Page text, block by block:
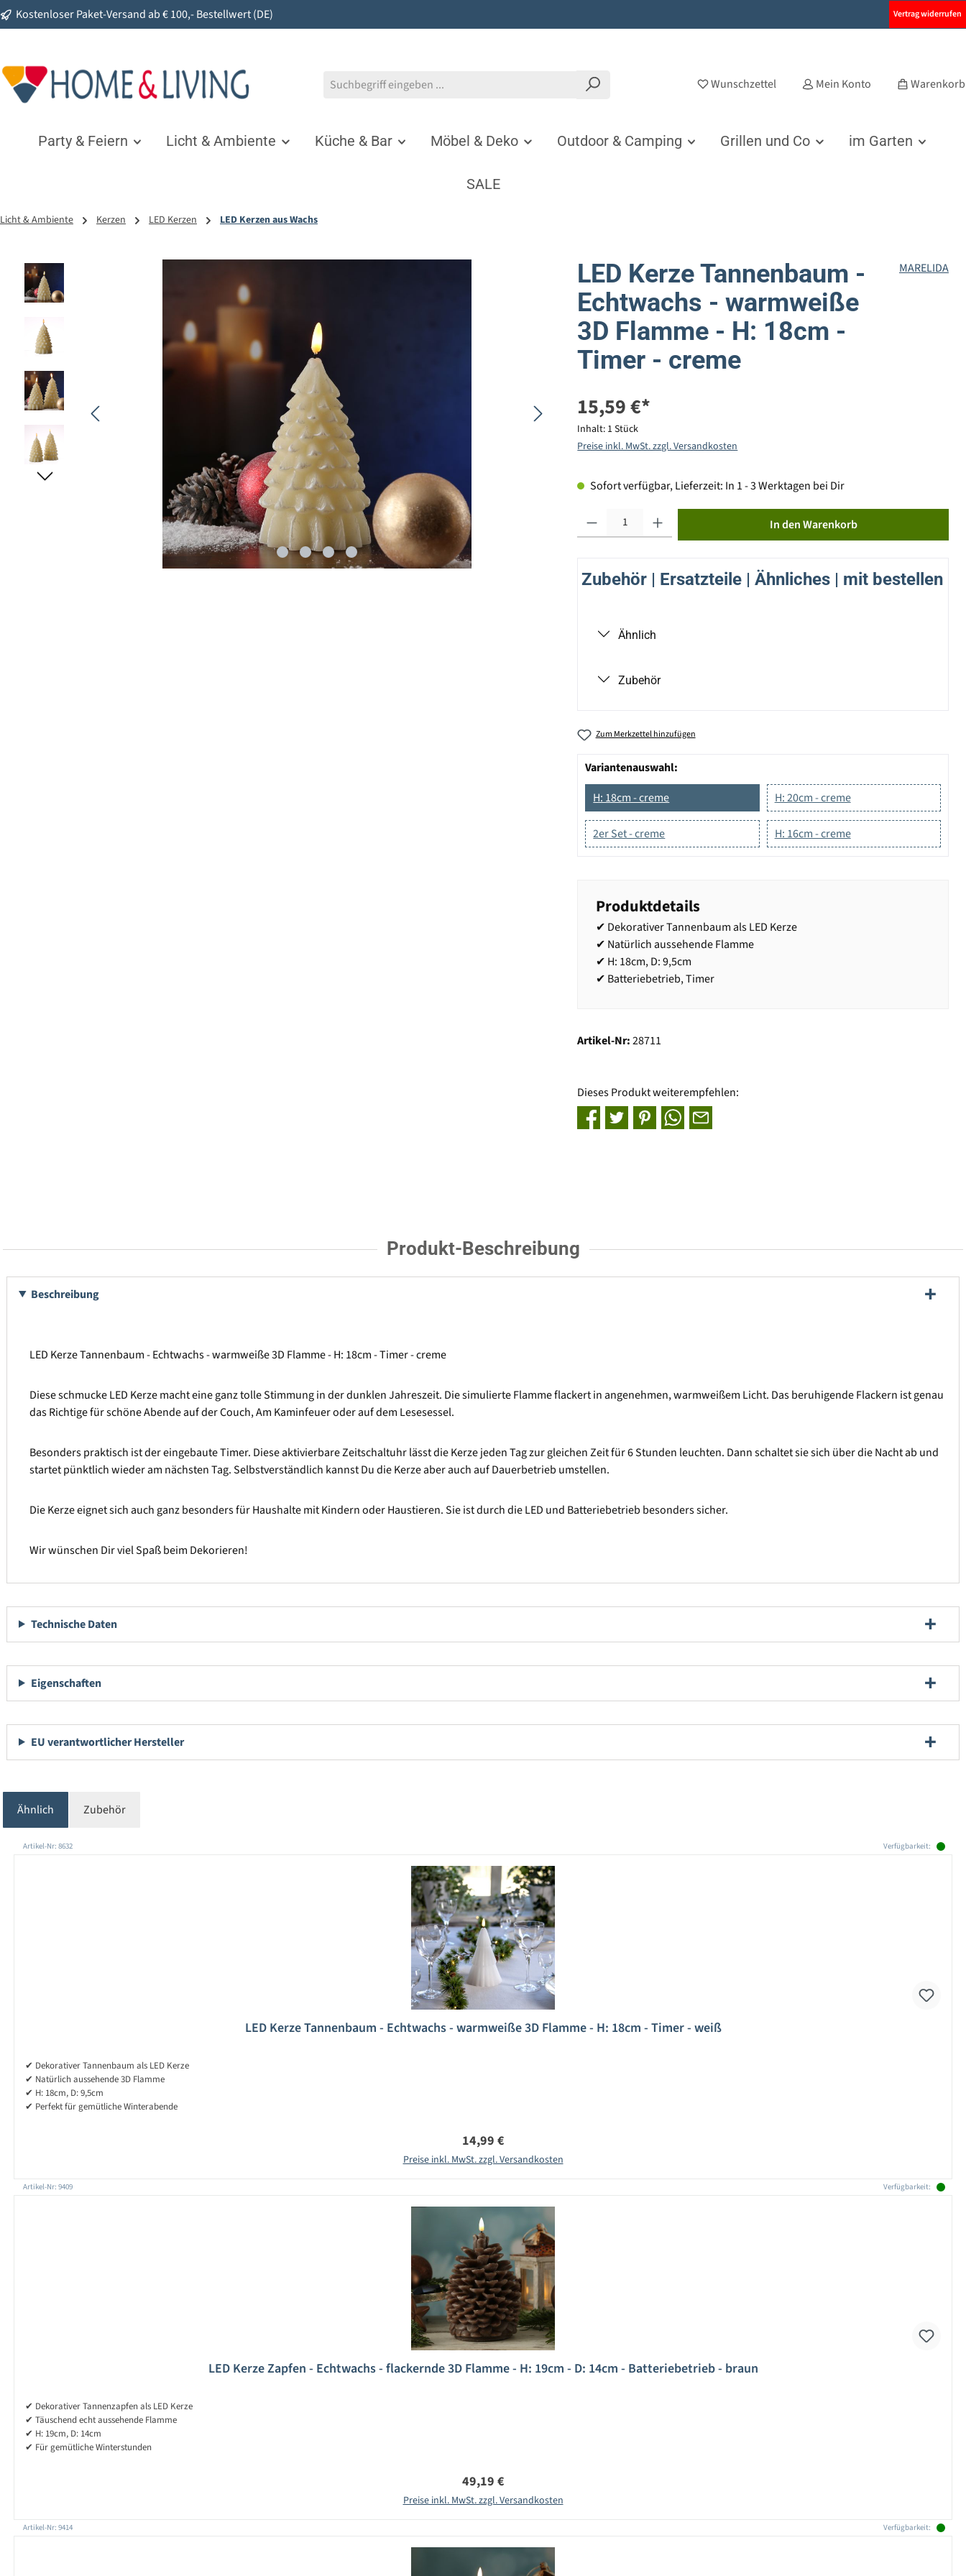
Zur Hauptnavigation springen
Kostenloser Paket-Versand ab € 100,- Bestellwert (DE) Vertrag widerrufen
Wunschzettel Mein Konto Warenkorb
Party & Feiern Licht & Ambiente Küche & Bar Möbel & Deko Outdoor & Camping Grillen und Co im Garten
SALE
Licht & Ambiente Kerzen LED Kerzen LED Kerzen aus Wachs
Bildergalerie überspringen
LED Kerze Tannenbaum -
Echtwachs - warmweiße
3D Flamme - H: 18cm -
Timer - creme
MARELIDA
15,59 €*
Inhalt: 1 Stück
Preise inkl. MwSt. zzgl. Versandkosten
Sofort verfügbar, Lieferzeit: In 1 - 3 Werktagen bei Dir
In den Warenkorb
Zubehör | Ersatzteile | Ähnliches | mit bestellen
Ähnlich
Zubehör
Zum Merkzettel hinzufügen
Variantenauswahl:
H: 18cm - creme
H: 20cm - creme
2er Set - creme H: 16cm - creme
Produktdetails
✔ Dekorativer Tannenbaum als LED Kerze
✔ Natürlich aussehende Flamme
✔ H: 18cm, D: 9,5cm
✔ Batteriebetrieb, Timer
Artikel-Nr:28711
Dieses Produkt weiterempfehlen:
Produkt-Beschreibung
Beschreibung
LED Kerze Tannenbaum - Echtwachs - warmweiße 3D Flamme - H: 18cm - Timer - creme
Diese schmucke LED Kerze macht eine ganz tolle Stimmung in der dunklen Jahreszeit. Die simulierte Flamme flackert in angenehmen, warmweißem Licht. Das beruhigende Flackern ist genau
das Richtige für schöne Abende auf der Couch, Am Kaminfeuer oder auf dem Lesesessel.
Besonders praktisch ist der eingebaute Timer. Diese aktivierbare Zeitschaltuhr lässt die Kerze jeden Tag zur gleichen Zeit für 6 Stunden leuchten. Dann schaltet sie sich über die Nacht ab und
startet pünktlich wieder am nächsten Tag. Selbstverständlich kannst Du die Kerze aber auch auf Dauerbetrieb umstellen.
Die Kerze eignet sich auch ganz besonders für Haushalte mit Kindern oder Haustieren. Sie ist durch die LED und Batteriebetrieb besonders sicher.
Wir wünschen Dir viel Spaß beim Dekorieren!
Technische Daten
Eigenschaften
EU verantwortlicher Hersteller
Ähnlich Zubehör
Produktgalerie überspringen
Artikel-Nr: 8632 Verfügbarkeit:
LED Kerze Tannenbaum - Echtwachs - warmweiße 3D Flamme - H: 18cm - Timer - weiß
✔ Dekorativer Tannenbaum als LED Kerze
✔ Natürlich aussehende 3D Flamme
✔ H: 18cm, D: 9,5cm
✔ Perfekt für gemütliche Winterabende
Regulärer Preis:
14,99 €
Preise inkl. MwSt. zzgl. Versandkosten
Artikel-Nr: 9409 Verfügbarkeit:
LED Kerze Zapfen - Echtwachs - flackernde 3D Flamme - H: 19cm - D: 14cm - Batteriebetrieb - braun
✔ Dekorativer Tannenzapfen als LED Kerze
✔ Täuschend echt aussehende Flamme
✔ H: 19cm, D: 14cm
✔ Für gemütliche Winterstunden
Regulärer Preis:
49,19 €
Preise inkl. MwSt. zzgl. Versandkosten
Artikel-Nr: 9414 Verfügbarkeit: